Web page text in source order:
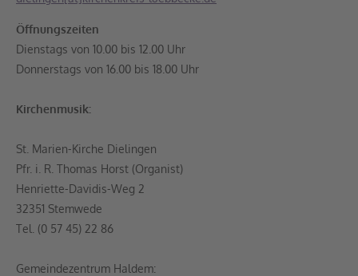
Öffnungszeiten
Dienstags von 10.00 bis 12.00 Uhr
Donnerstags von 16.00 bis 18.00 Uhr
Kirchenmusik:
St. Marien-Kirche Dielingen
Pfr. i. R. Thomas Horst (Organist)
Henriette-Davidis-Weg 2
32351 Stemwede
Tel. (0 57 45) 22 86
Gemeindezentrum Haldem: